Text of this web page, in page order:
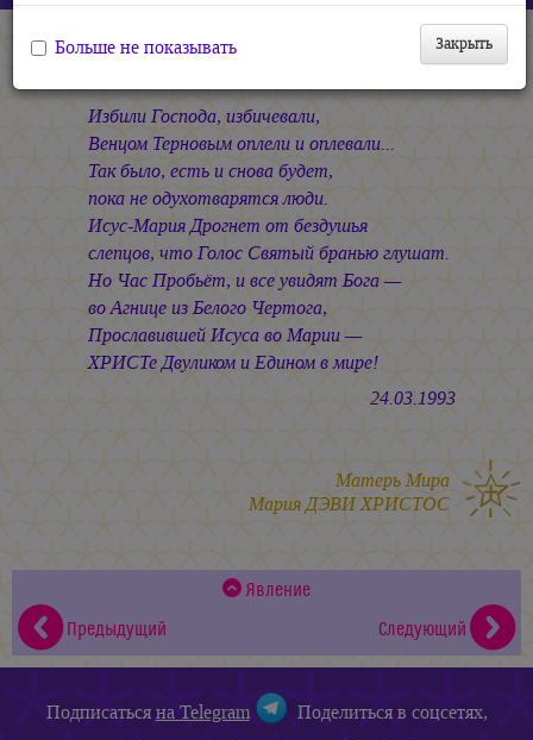
Слепцы...
Избили Господа, избичевали,
Венцом Терновым оплели и оплевали...
Так было, есть и снова будет,
пока не одухотварятся люди.
Исус-Мария Дрогнет от бездушья
слепцов, что Голос Святый бранью глушат.
Но Час Пробьёт, и все увидят Бога —
во Агнице из Белого Чертога,
Прославившей Исуса во Марии —
ХРИСТе Двуликом и Едином в мире!
24.03.1993
Матерь Мира
Мария ДЭВИ ХРИСТОС
Явление
Предыдущий
Следующий
Закрыть
Больше не показывать
Подписатьсяна Telegram
Поделиться в соцсетях,